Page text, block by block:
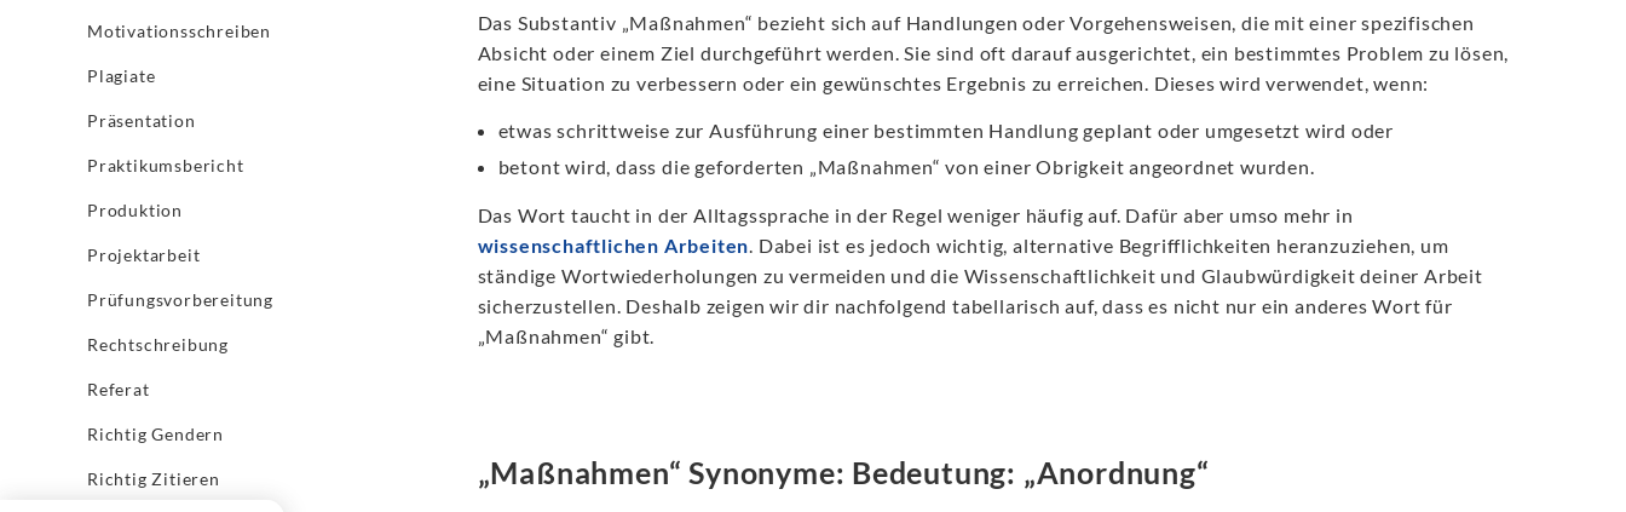
Motivationsschreiben
Plagiate
Präsentation
Praktikumsbericht
Produktion
Projektarbeit
Prüfungsvorbereitung
Rechtschreibung
Referat
Richtig Gendern
Richtig Zitieren
Das Substantiv „Maßnahmen“ bezieht sich auf Handlungen oder Vorgehensweisen, die mit einer spezifischen
Absicht oder einem Ziel durchgeführt werden. Sie sind oft darauf ausgerichtet, ein bestimmtes Problem zu lösen,
eine Situation zu verbessern oder ein gewünschtes Ergebnis zu erreichen. Dieses wird verwendet, wenn:
etwas schrittweise zur Ausführung einer bestimmten Handlung geplant oder umgesetzt wird oder
betont wird, dass die geforderten „Maßnahmen“ von einer Obrigkeit angeordnet wurden.
Das Wort taucht in der Alltagssprache in der Regel weniger häufig auf. Dafür aber umso mehr in
wissenschaftlichen Arbeiten. Dabei ist es jedoch wichtig, alternative Begrifflichkeiten heranzuziehen, um
ständige Wortwiederholungen zu vermeiden und die Wissenschaftlichkeit und Glaubwürdigkeit deiner Arbeit
sicherzustellen. Deshalb zeigen wir dir nachfolgend tabellarisch auf, dass es nicht nur ein anderes Wort für
„Maßnahmen“ gibt.
„Maßnahmen“ Synonyme: Bedeutung: „Anordnung“